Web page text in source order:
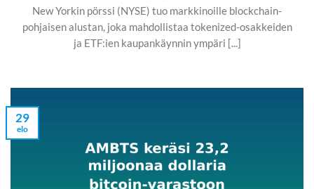
New Yorkin pörssi (NYSE) tuo markkinoille blockchain-
pohjaisen alustan, joka mahdollistaa tokenized-osakkeiden
ja ETF:ien kaupankäynnin ympäri [...]
29
elo